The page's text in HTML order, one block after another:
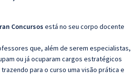
Concursos está no seu corpo docente
que, além de serem especialistas,
ou já ocuparam cargos estratégicos
trazendo para o curso uma visão prática e